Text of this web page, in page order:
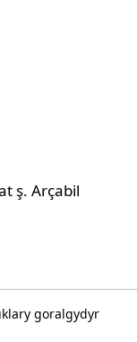
ş. Arçabil
goralgydyr